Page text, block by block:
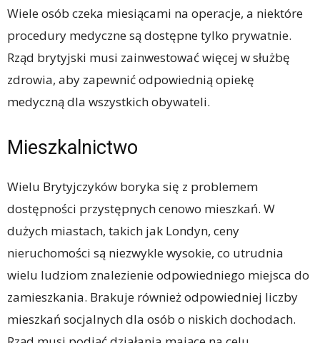
Wiele osób czeka miesiącami na operacje, a niektóre
procedury medyczne są dostępne tylko prywatnie.
Rząd brytyjski musi zainwestować więcej w służbę
zdrowia, aby zapewnić odpowiednią opiekę
medyczną dla wszystkich obywateli.
Mieszkalnictwo
Wielu Brytyjczyków boryka się z problemem
dostępności przystępnych cenowo mieszkań. W
dużych miastach, takich jak Londyn, ceny
nieruchomości są niezwykle wysokie, co utrudnia
wielu ludziom znalezienie odpowiedniego miejsca do
zamieszkania. Brakuje również odpowiedniej liczby
mieszkań socjalnych dla osób o niskich dochodach.